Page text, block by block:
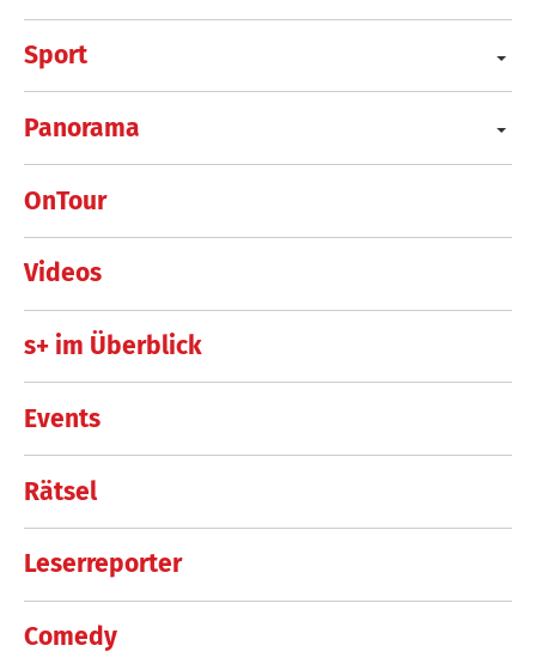
Sport
Panorama
OnTour
Videos
s+ im Überblick
Events
Rätsel
Leserreporter
Comedy